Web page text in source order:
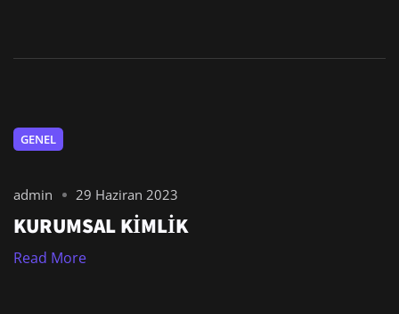
GENEL
admin 29 Haziran 2023
KURUMSAL KİMLİK
Read More